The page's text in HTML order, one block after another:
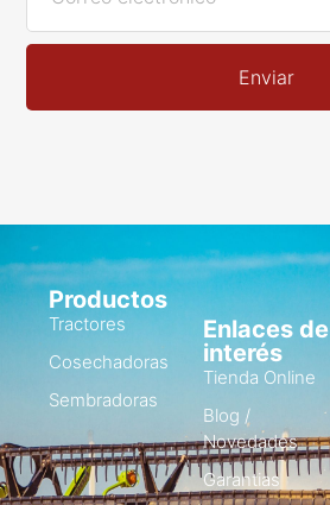
Enviar
Productos
Tractores
Cosechadoras
Sembradoras
Enlaces de
interés
Tienda Online
Blog /
Novedades
Garantias